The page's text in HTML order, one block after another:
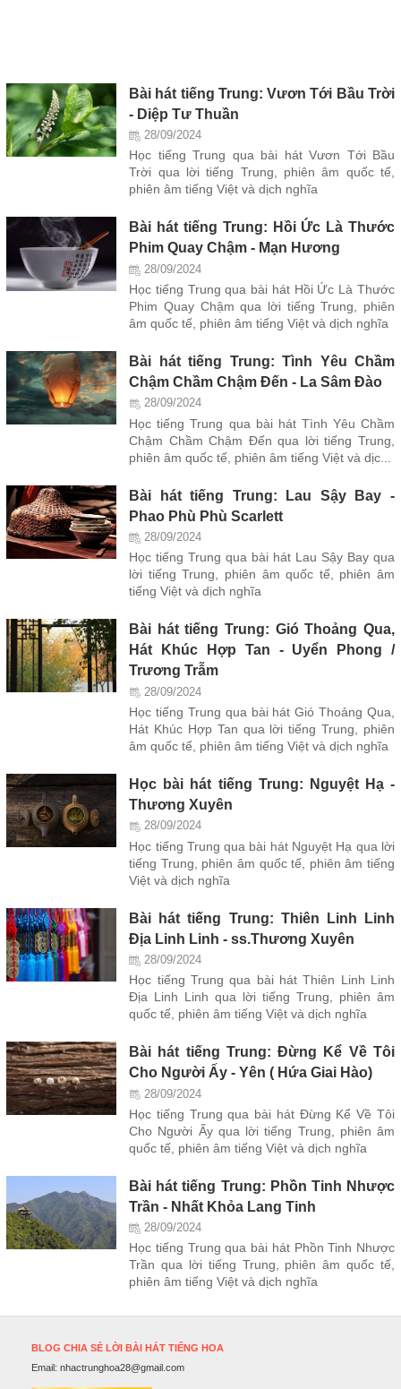
Bài hát tiếng Trung: Vươn Tới Bầu Trời
- Diệp Tư Thuần
28/09/2024
Học tiếng Trung qua bài hát Vươn Tới Bầu
Trời qua lời tiếng Trung, phiên âm quốc tế,
phiên âm tiếng Việt và dịch nghĩa
Bài hát tiếng Trung: Hồi Ức Là Thước
Phim Quay Chậm - Mạn Hương
28/09/2024
Học tiếng Trung qua bài hát Hồi Ức Là Thước
Phim Quay Chậm qua lời tiếng Trung, phiên
âm quốc tế, phiên âm tiếng Việt và dịch nghĩa
Bài hát tiếng Trung: Tình Yêu Chầm
Chậm Chầm Chậm Đến - La Sâm Đào
28/09/2024
Học tiếng Trung qua bài hát Tình Yêu Chầm
Chậm Chầm Chậm Đến qua lời tiếng Trung,
phiên âm quốc tế, phiên âm tiếng Việt và dịc...
Bài hát tiếng Trung: Lau Sậy Bay -
Phao Phù Phù Scarlett
28/09/2024
Học tiếng Trung qua bài hát Lau Sậy Bay qua
lời tiếng Trung, phiên âm quốc tế, phiên âm
tiếng Việt và dịch nghĩa
Bài hát tiếng Trung: Gió Thoảng Qua,
Hát Khúc Hợp Tan - Uyển Phong /
Trương Trẫm
28/09/2024
Học tiếng Trung qua bài hát Gió Thoảng Qua,
Hát Khúc Hợp Tan qua lời tiếng Trung, phiên
âm quốc tế, phiên âm tiếng Việt và dịch nghĩa
Học bài hát tiếng Trung: Nguyệt Hạ -
Thương Xuyên
28/09/2024
Học tiếng Trung qua bài hát Nguyệt Hạ qua lời
tiếng Trung, phiên âm quốc tế, phiên âm tiếng
Việt và dịch nghĩa
Bài hát tiếng Trung: Thiên Linh Linh
Địa Linh Linh - ss.Thương Xuyên
28/09/2024
Học tiếng Trung qua bài hát Thiên Linh Linh
Địa Linh Linh qua lời tiếng Trung, phiên âm
quốc tế, phiên âm tiếng Việt và dịch nghĩa
Bài hát tiếng Trung: Đừng Kể Về Tôi
Cho Người Ấy - Yên ( Hứa Giai Hào)
28/09/2024
Học tiếng Trung qua bài hát Đừng Kể Về Tôi
Cho Người Ấy qua lời tiếng Trung, phiên âm
quốc tế, phiên âm tiếng Việt và dịch nghĩa
Bài hát tiếng Trung: Phồn Tinh Nhược
Trần - Nhất Khỏa Lang Tinh
28/09/2024
Học tiếng Trung qua bài hát Phồn Tinh Nhược
Trần qua lời tiếng Trung, phiên âm quốc tế,
phiên âm tiếng Việt và dịch nghĩa
BLOG CHIA SẺ LỜI BÀI HÁT TIẾNG HOA
Email: nhactrunghoa28@gmail.com